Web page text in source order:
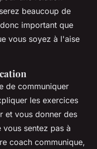
beaucoup de
important que
vous soyez à l'aise
de communiquer
les exercices
et vous donner des
sentez pas à
coach communique,